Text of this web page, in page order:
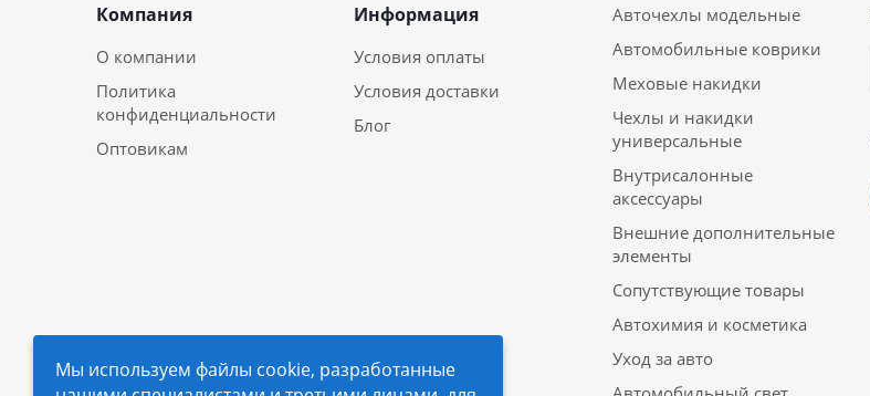
Компания
О компании
Политика
конфиденциальности
Оптовикам
Информация
Условия оплаты
Условия доставки
Блог
Авточехлы модельные
Автомобильные коврики
Меховые накидки
Чехлы и накидки
универсальные
Внутрисалонные
аксессуары
Внешние дополнительные
элементы
Сопутствующие товары
Автохимия и косметика
Уход за авто
Мы используем файлы cookie, разработанные